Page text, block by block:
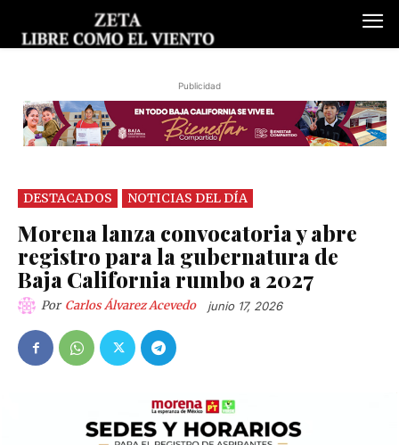
Publicidad
DESTACADOS NOTICIAS DEL DÍA
Morena lanza convocatoria y abre
registro para la gubernatura de
Baja California rumbo a 2027
Por Carlos Álvarez Acevedo junio 17, 2026